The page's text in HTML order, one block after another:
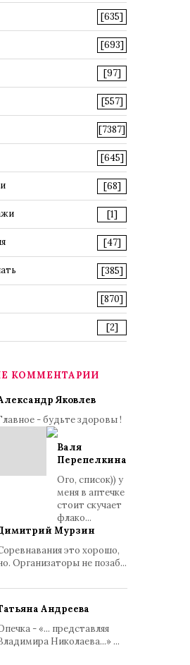
[635]
[693]
[97]
[557]
[7387]
[645]
[68]
[1]
[47]
[385]
[870]
[2]
КОММЕНТАРИИ
Яковлев
- будьте здоровы !
Валя
Перепелкина
Ого, список)) у
меня в аптечке
стоит скучает
флако...
Мурзин
это хорошо,
Организаторы не позаб...
Андреева
- «... представляя
Николаева...» ...